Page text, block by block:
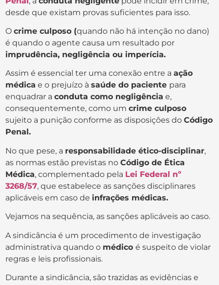
desde que existam provas suficientes para isso.
Ocrime culposo (quando não há intenção no dano)
é quando o agente causa um resultado por
imprudência, negligência ou imperícia.
Assim é essencial ter uma conexão entre aação
médica e o prejuízo àsaúde do paciente para
enquadrar aconduta como negligência e,
consequentemente, como umcrime culposo
sujeito a punição conforme as disposições doCódigo
Penal.
No que pese, a responsabilidade ético-disciplinar,
as normas estão previstas noCódigo de Ética
Médica, complementado pela Lei Federal nº
3268/57, que estabelece as sanções disciplinares
aplicáveis em caso de infrações médicas.
Vejamos na sequência, as sanções aplicáveis ao caso.
A sindicância é um procedimento de investigação
administrativa quando o médicoé suspeito de violar
regras e leis profissionais.
Durante a sindicância, são trazidas as evidências e